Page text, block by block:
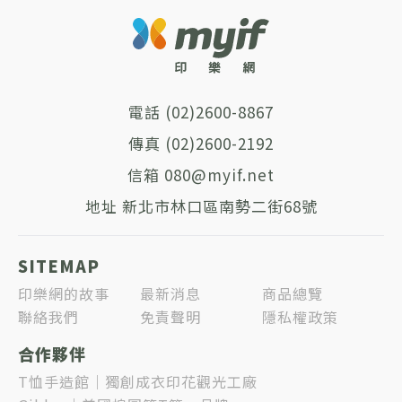
(02)2600-8867
(02)2600-2192
080@myif.net
新北市林口區南勢二街68號
SITEMAP
印樂網的故事 最新消息
商品總覽
聯絡我們
免責聲明 隱私權政策
合作夥伴
T恤手造館｜獨創成衣印花觀光工廠